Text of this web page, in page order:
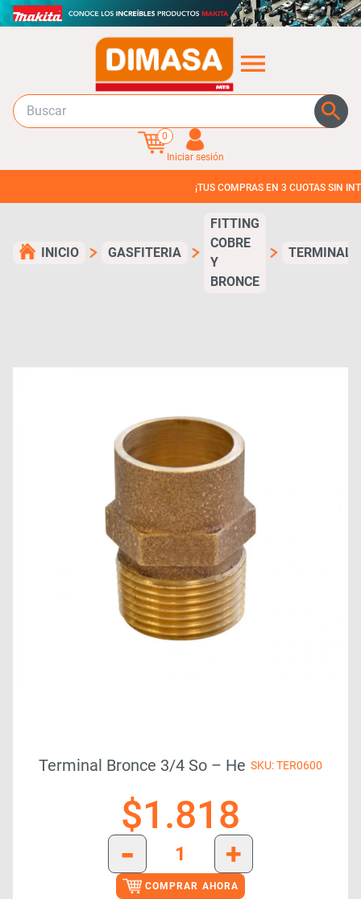
0
Iniciar sesión
¡TUS COMPRAS EN 3 CUOTAS SIN INTERES!
INICIO GASFITERIA
FITTING
COBRE
Y
BRONCE
TERMINAL
Terminal Bronce 3/4 So – He SKU: TER0600
$1.818
-
+
COMPRAR AHORA